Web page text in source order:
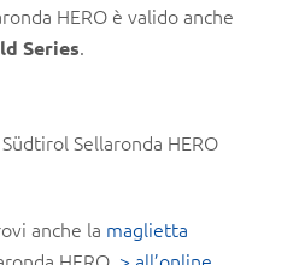
HERO è valido anche
Series.
Sellaronda HERO
anche la maglietta